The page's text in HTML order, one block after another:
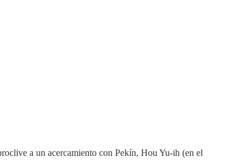
a un acercamiento con Pekín, Hou Yu-ih (en el